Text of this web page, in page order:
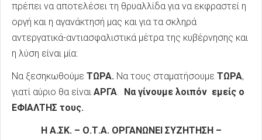
πρέπει να αποτελέσει τη θρυαλλίδα για να εκφραστεί η
οργή και η αγανάκτησή μας και για τα σκληρά
αντεργατικά-αντιασφαλιστικά μέτρα της κυβέρνησης και
η λύση είναι μία:
Να ξεσηκωθούμε ΤΩΡΑ. Να τους σταματήσουμε ΤΩΡΑ,
γιατί αύριο θα είναι ΑΡΓΑ.
Να γίνουμε λοιπόν εμείς ο
ΕΦΙΑΛΤΗΣ τους.
Η Α.ΣΚ. – Ο.Τ.Α. ΟΡΓΑΝΩΝΕΙ ΣΥΖΗΤΗΣΗ –